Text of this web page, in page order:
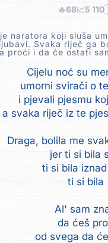
🔥68📈5 110
naratora koji sluša
Svaka riječ ga
proći i da će ostati
Cijelu noć su
umorni svirači o
i pjevali pjesmu
a svaka riječ iz te
Draga, bolila me
jer ti si bila
ti si bila
ti si bila
Al' sam
da ćeš
od svega da